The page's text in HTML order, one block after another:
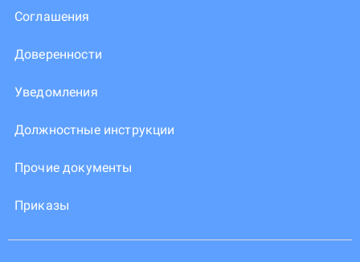
Соглашения
Доверенности
Уведомления
Должностные инструкции
Прочие документы
Приказы